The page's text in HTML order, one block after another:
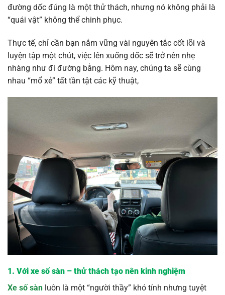
đường dốc đúng là một thử thách, nhưng nó không phải là
“quái vật” không thể chinh phục.
Thực tế, chỉ cần bạn nắm vững vài nguyên tắc cốt lõi và
luyện tập một chút, việc lên xuống dốc sẽ trở nên nhẹ
nhàng như đi đường bằng. Hôm nay, chúng ta sẽ cùng
nhau “mổ xẻ” tất tần tật các kỹ thuật,
1. Với xe số sàn – thử thách tạo nên kinh nghiệm
Xe số sàn luôn là một “người thầy” khó tính nhưng tuyệt